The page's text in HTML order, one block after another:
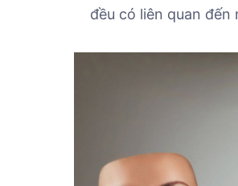
đều có liên quan